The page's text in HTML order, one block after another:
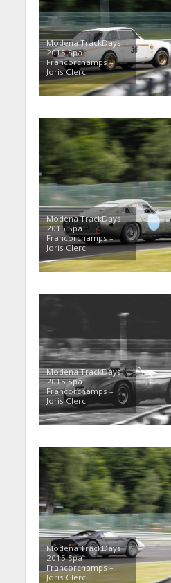
Modena TrackDays
2015 Spa
Francorchamps –
Joris Clerc
Modena TrackDays
2015 Spa
Francorchamps –
Joris Clerc
Modena TrackDays
2015 Spa
Francorchamps –
Joris Clerc
Modena TrackDays
2015 Spa
Francorchamps –
Joris Clerc